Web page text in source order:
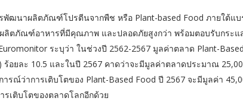
พัฒนาผลิตภัณฑ์โปรตีนจากพืช หรือ Plant-based Food ภายใต้แบ
ผลิตภัณฑ์อาหารที่มีคุณภาพ และปลอดภัยสูงกว่า พร้อมตอบรับกระ
ระบุว่า ในช่วงปี 2562-2567 มูลค่าตลาด Plant-
ร้อยละ 10.5 และในปี 2567 คาดว่าจะมีมูลค่าตลาดประมาณ
รณ์ว่าการเติบโตของ Plant-Based Food ปี 2567 จะมีมูลค่า
รเติบโตของตลาดโลกอีกด้วย